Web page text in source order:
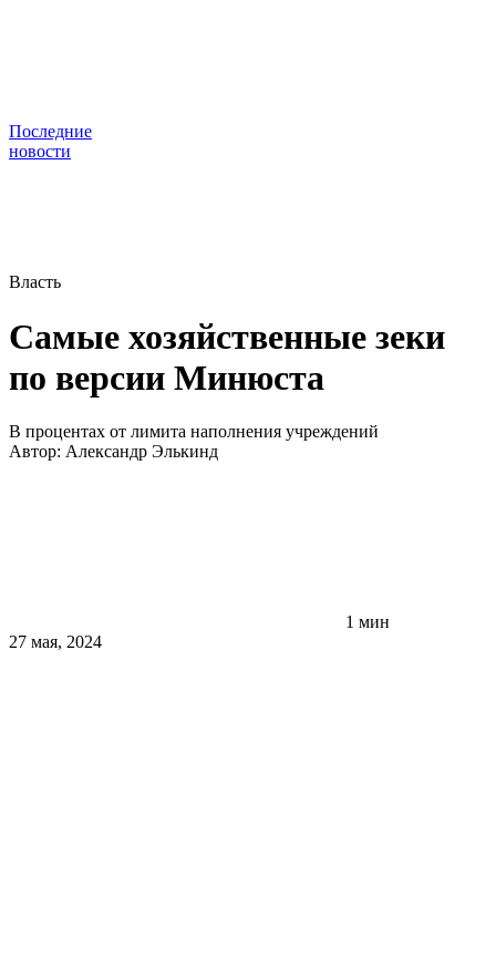
Последние
новости
Власть
Самые хозяйственные зеки
по версии Минюста
В процентах от лимита наполнения учреждений
Автор: Александр Элькинд
1 мин
27 мая, 2024